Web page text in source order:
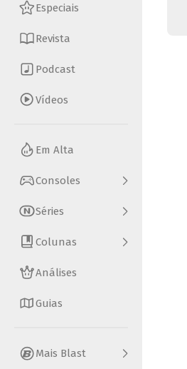
Especiais
Revista
Podcast
Vídeos
Em Alta
Consoles
Séries
Colunas
Análises
Guias
Mais Blast